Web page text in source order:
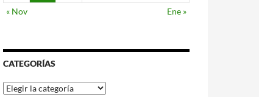
« Nov
Ene »
CATEGORÍAS
Categorías